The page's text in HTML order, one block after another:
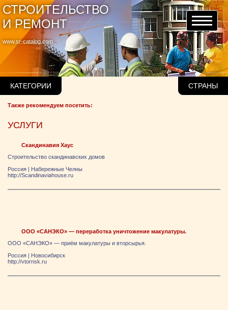
www.sr-catalog.com
СТРОИТЕЛЬСТВО
И РЕМОНТ
КАТЕГОРИИ СТРАНЫ
Также рекомендуем посетить:
УСЛУГИ
Скандинавия Хаус
Строительство скандинавских домов
Россия | Набережные Челны
http://Scandinaviahouse.ru
ООО «САНЭКО» — переработка уничтожение макулатуры.
ООО «САНЭКО» — приём макулатуры и вторсырья.
Россия | Новосибирск
http://vtornsk.ru